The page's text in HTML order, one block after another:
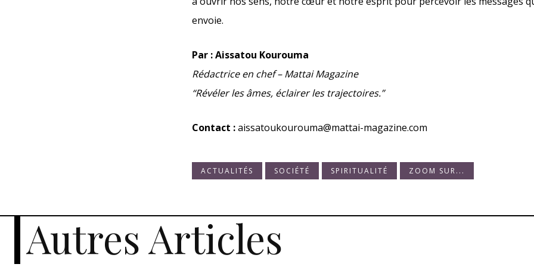
envoie.
Par : Aissatou Kourouma
Rédactrice en chef – Mattai Magazine
“Révéler les âmes, éclairer les trajectoires.”
Contact :aissatoukourouma@mattai-magazine.com
ACTUALITÉS SOCIÉTÉ SPIRITUALITÉ ZOOM SUR...
Autres Articles